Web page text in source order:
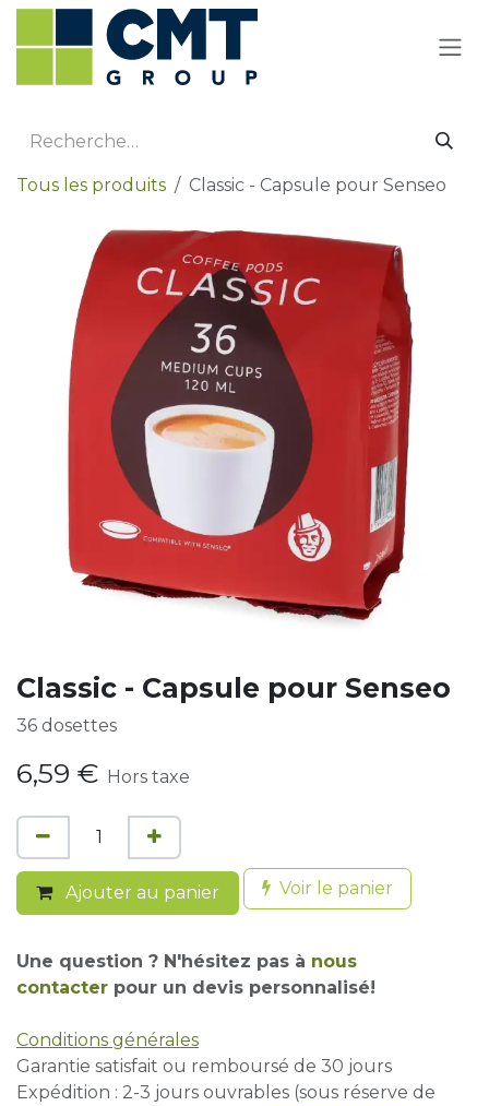
Se rendre au contenu
Tous les produits Classic - Capsule pour Senseo
Classic - Capsule pour Senseo
36 dosettes
6,59 € Hors taxe
Ajouter au panier Voir le panier
Une question ? N'hésitez pas à nous
contacter pour un devis personnalisé!
Conditions générales
Garantie satisfait ou remboursé de 30 jours
Expédition : 2-3 jours ouvrables (sous réserve de